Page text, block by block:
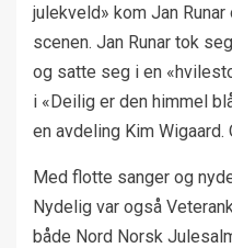
julekveld» kom Jan
scenen. Jan Runar tok
og satte seg i en
i «Deilig er den himmel
en avdeling Kim
Med flotte sanger og
Nydelig var også
både Nord Norsk